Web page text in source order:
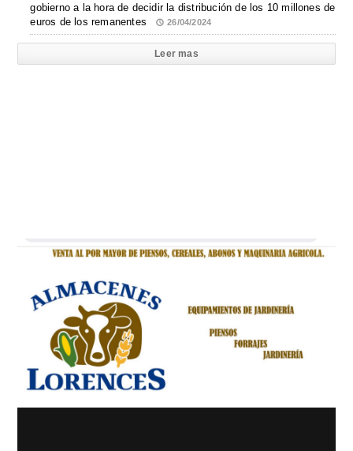
gobierno a la hora de decidir la distribución de los 10 millones de
euros de los remanentes
26/04/2024
Leer mas